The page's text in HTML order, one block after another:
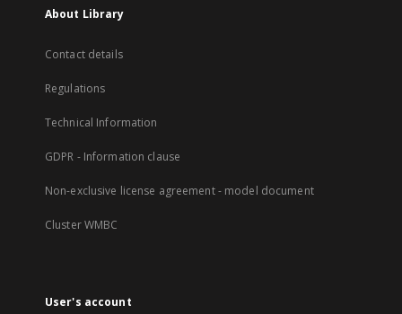
About Library
Contact details
Regulations
Technical Information
GDPR - Information clause
Non-exclusive license agreement - model document
Cluster WMBC
User's account